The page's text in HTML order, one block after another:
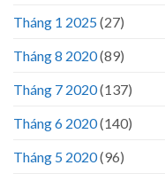
Tháng 1 2025(27)
Tháng 8 2020(89)
Tháng 7 2020(137)
Tháng 6 2020(140)
Tháng 5 2020(96)